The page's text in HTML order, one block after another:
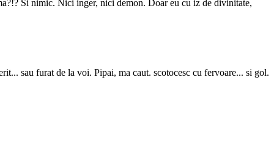
Si nimic. Nici inger, nici demon. Doar eu cu iz de divinitate,
sau furat de la voi. Pipai, ma caut. scotocesc cu fervoare... si gol.